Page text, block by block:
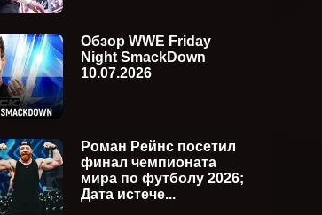
Обзор WWE Friday
Night SmackDown
10.07.2026
Роман Рейнс посетил
финал чемпионата
мира по футболу 2026;
Дата истече...